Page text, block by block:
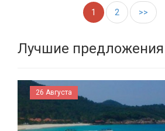
1 2 >>
Лучшие предложения
26 Августа